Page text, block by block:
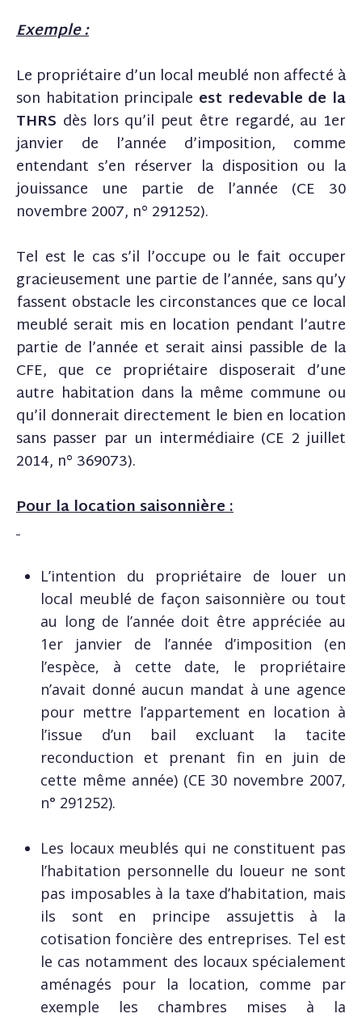
Exemple :
Le propriétaire d’un local meublé non affecté à
son habitation principale est redevable de la
THRS dès lors qu’il peut être regardé, au 1er
janvier de l’année d’imposition, comme
entendant s’en réserver la disposition ou la
jouissance une partie de l’année (CE 30
novembre 2007, n° 291252).
Tel est le cas s’il l’occupe ou le fait occuper
gracieusement une partie de l’année, sans qu’y
fassent obstacle les circonstances que ce local
meublé serait mis en location pendant l’autre
partie de l’année et serait ainsi passible de la
CFE, que ce propriétaire disposerait d’une
autre habitation dans la même commune ou
qu’il donnerait directement le bien en location
sans passer par un intermédiaire (CE 2 juillet
2014, n° 369073).
Pour la location saisonnière :
L’intention du propriétaire de louer un
local meublé de façon saisonnière ou tout
au long de l’année doit être appréciée au
1er janvier de l’année d’imposition (en
l’espèce, à cette date, le propriétaire
n’avait donné aucun mandat à une agence
pour mettre l’appartement en location à
l’issue d’un bail excluant la tacite
reconduction et prenant fin en juin de
cette même année) (CE 30 novembre 2007,
n° 291252).
Les locaux meublés qui ne constituent pas
l’habitation personnelle du loueur ne sont
pas imposables à la taxe d’habitation, mais
ils sont en principe assujettis à la
cotisation foncière des entreprises. Tel est
le cas notamment des locaux spécialement
aménagés pour la location, comme par
exemple les chambres mises à la